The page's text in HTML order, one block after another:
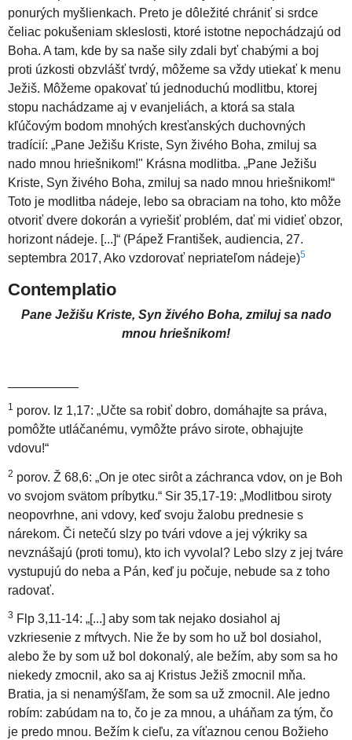
ponurých myšlienkach. Preto je dôležité chrániť si srdce
čeliac pokušeniam skleslosti, ktoré istotne nepochádzajú od
Boha. A tam, kde by sa naše sily zdali byť chabými a boj
proti úzkosti obzvlášť tvrdý, môžeme sa vždy utiekať k menu
Ježiš. Môžeme opakovať tú jednoduchú modlitbu, ktorej
stopu nachádzame aj v evanjeliách, a ktorá sa stala
kľúčovým bodom mnohých kresťanských duchovných
tradícií: „Pane Ježišu Kriste, Syn živého Boha, zmiluj sa
nado mnou hriešnikom!" Krásna modlitba. „Pane Ježišu
Kriste, Syn živého Boha, zmiluj sa nado mnou hriešnikom!“
Toto je modlitba nádeje, lebo sa obraciam na toho, kto môže
otvoriť dvere dokorán a vyriešiť problém, dať mi vidieť obzor,
horizont nádeje. [...]“ (Pápež František, audiencia, 27.
septembra 2017, Ako vzdorovať nepriateľom nádeje)5
Contemplatio
Pane Ježišu Kriste, Syn živého Boha, zmiluj sa nado
mnou hriešnikom!
1 porov. Iz 1,17: „Učte sa robiť dobro, domáhajte sa práva,
pomôžte utláčanému, vymôžte právo sirote, obhajujte
vdovu!“
2 porov. Ž 68,6: „On je otec sirôt a záchranca vdov, on je Boh
vo svojom svätom príbytku.“ Sir 35,17-19: „Modlitbou siroty
neopovrhne, ani vdovy, keď svoju žalobu prednesie s
nárekom. Či netečú slzy po tvári vdove a jej výkriky sa
nevznášajú (proti tomu), kto ich vyvolal? Lebo slzy z jej tváre
vystupujú do neba a Pán, keď ju počuje, nebude sa z toho
radovať.
3 Flp 3,11-14: „[...] aby som tak nejako dosiahol aj
vzkriesenie z mŕtvych. Nie že by som ho už bol dosiahol,
alebo že by som už bol dokonalý, ale bežím, aby som sa ho
niekedy zmocnil, ako sa aj Kristus Ježiš zmocnil mňa.
Bratia, ja si nenamýšľam, že som sa už zmocnil. Ale jedno
robím: zabúdam na to, čo je za mnou, a uháňam za tým, čo
je predo mnou. Bežím k cieľu, za víťaznou cenou Božieho